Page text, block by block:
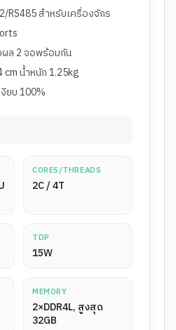
RS485 สำหรับเครื่องจักร
ผล 2 จอพร้อมกัน
cm น้ำหนัก 1.25kg
งียบ 100%
CORES/THREADS
2C / 4T
TDP
15W
MEMORY
2×DDR4L, สูงสุด
32GB